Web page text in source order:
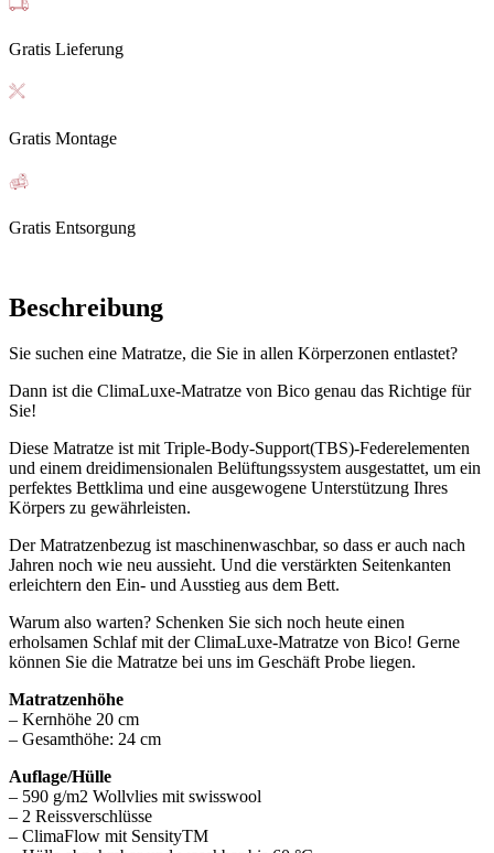
Gratis Lieferung
Gratis Montage
Gratis Entsorgung
Beschreibung
Sie suchen eine Matratze, die Sie in allen Körperzonen entlastet?
Dann ist die ClimaLuxe-Matratze von Bico genau das Richtige für
Sie!
Diese Matratze ist mit Triple-Body-Support(TBS)-Federelementen
und einem dreidimensionalen Belüftungssystem ausgestattet, um ein
perfektes Bettklima und eine ausgewogene Unterstützung Ihres
Körpers zu gewährleisten.
Der Matratzenbezug ist maschinenwaschbar, so dass er auch nach
Jahren noch wie neu aussieht. Und die verstärkten Seitenkanten
erleichtern den Ein- und Ausstieg aus dem Bett.
Warum also warten? Schenken Sie sich noch heute einen
erholsamen Schlaf mit der ClimaLuxe-Matratze von Bico! Gerne
können Sie die Matratze bei uns im Geschäft Probe liegen.
Matratzenhöhe
– Kernhöhe 20 cm
– Gesamthöhe: 24 cm
Auflage/Hülle
– 590 g/m2 Wollvlies mit swisswool
– 2 Reissverschlüsse
– ClimaFlow mit SensityTM